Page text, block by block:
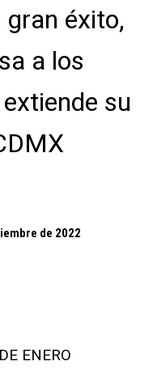
gran éxito,
a los
su
de 2022
ENERO